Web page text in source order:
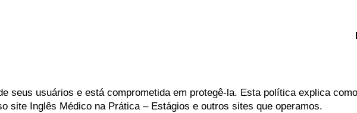
seus usuários e está comprometida em protegê-la. Esta política explica
site Inglês Médico na Prática – Estágios e outros sites que operamos.